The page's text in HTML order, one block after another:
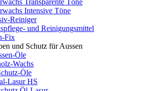
Transparente Töne
Intensive Töne
Reiniger
und Reinigungsmittel
Fix
und Schutz für Aussen
Öle
Wachs
Öle
Lasur HS